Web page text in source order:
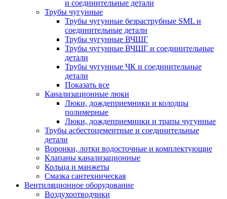
и соединительные детали
Трубы чугунные
Трубы чугунные безраструбные SML и
соединительные детали
Трубы чугунные ВЧШГ
Трубы чугунные ВЧШГ и соединительные
детали
Трубы чугунные ЧК и соединительные
детали
Показать все
Канализационные люки
Люки, дождеприемники и колодцы
полимерные
Люки, дождеприемники и трапы чугунные
Трубы асбестоцементные и соединительные
детали
Воронки, лотки водосточные и комплектующие
Клапаны канализационные
Кольца и манжеты
Смазка сантехническая
Вентиляционное оборудование
Воздухоотводчики